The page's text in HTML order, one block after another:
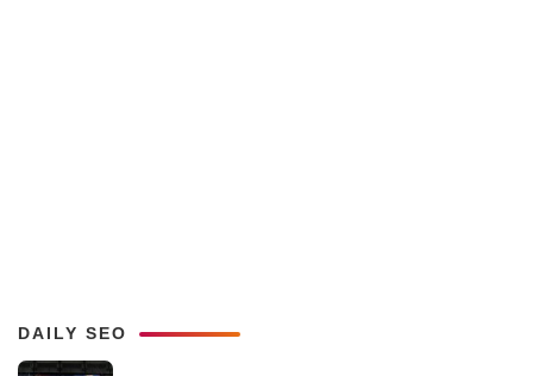
DAILY SEO